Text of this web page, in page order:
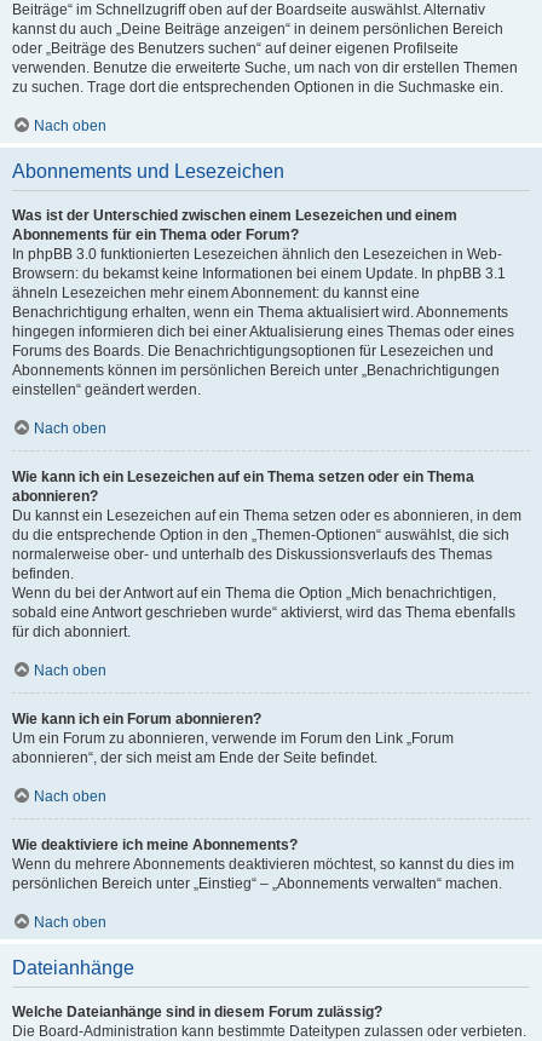
Beiträge“ im Schnellzugriff oben auf der Boardseite auswählst. Alternativ
kannst du auch „Deine Beiträge anzeigen“ in deinem persönlichen Bereich
oder „Beiträge des Benutzers suchen“ auf deiner eigenen Profilseite
verwenden. Benutze die erweiterte Suche, um nach von dir erstellen Themen
zu suchen. Trage dort die entsprechenden Optionen in die Suchmaske ein.
Nach oben
Abonnements und Lesezeichen
Was ist der Unterschied zwischen einem Lesezeichen und einem
Abonnements für ein Thema oder Forum?
In phpBB 3.0 funktionierten Lesezeichen ähnlich den Lesezeichen in Web-
Browsern: du bekamst keine Informationen bei einem Update. In phpBB 3.1
ähneln Lesezeichen mehr einem Abonnement: du kannst eine
Benachrichtigung erhalten, wenn ein Thema aktualisiert wird. Abonnements
hingegen informieren dich bei einer Aktualisierung eines Themas oder eines
Forums des Boards. Die Benachrichtigungsoptionen für Lesezeichen und
Abonnements können im persönlichen Bereich unter „Benachrichtigungen
einstellen“ geändert werden.
Nach oben
Wie kann ich ein Lesezeichen auf ein Thema setzen oder ein Thema
abonnieren?
Du kannst ein Lesezeichen auf ein Thema setzen oder es abonnieren, in dem
du die entsprechende Option in den „Themen-Optionen“ auswählst, die sich
normalerweise ober- und unterhalb des Diskussionsverlaufs des Themas
befinden.
Wenn du bei der Antwort auf ein Thema die Option „Mich benachrichtigen,
sobald eine Antwort geschrieben wurde“ aktivierst, wird das Thema ebenfalls
für dich abonniert.
Nach oben
Wie kann ich ein Forum abonnieren?
Um ein Forum zu abonnieren, verwende im Forum den Link „Forum
abonnieren“, der sich meist am Ende der Seite befindet.
Nach oben
Wie deaktiviere ich meine Abonnements?
Wenn du mehrere Abonnements deaktivieren möchtest, so kannst du dies im
persönlichen Bereich unter „Einstieg“ – „Abonnements verwalten“ machen.
Nach oben
Dateianhänge
Welche Dateianhänge sind in diesem Forum zulässig?
Die Board-Administration kann bestimmte Dateitypen zulassen oder verbieten.